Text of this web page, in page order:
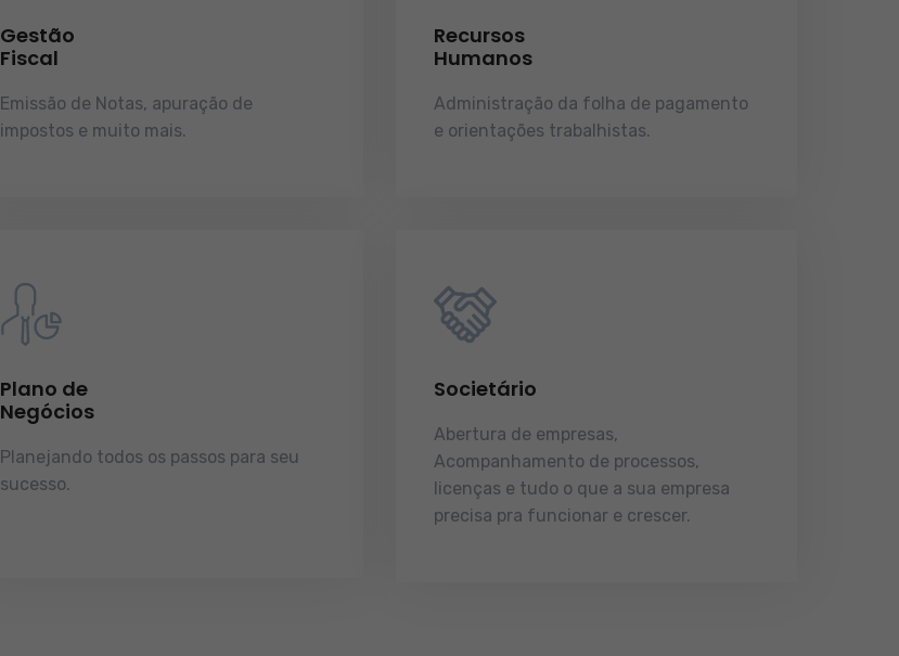
Gestão
Fiscal
Emissão de Notas, apuração de
impostos e muito mais.
Recursos
Humanos
Administração da folha de pagamento
e orientações trabalhistas.
Plano de
Negócios
Planejando todos os passos para seu
sucesso.
Societário
Abertura de empresas,
Acompanhamento de processos,
licenças e tudo o que a sua empresa
precisa pra funcionar e crescer.